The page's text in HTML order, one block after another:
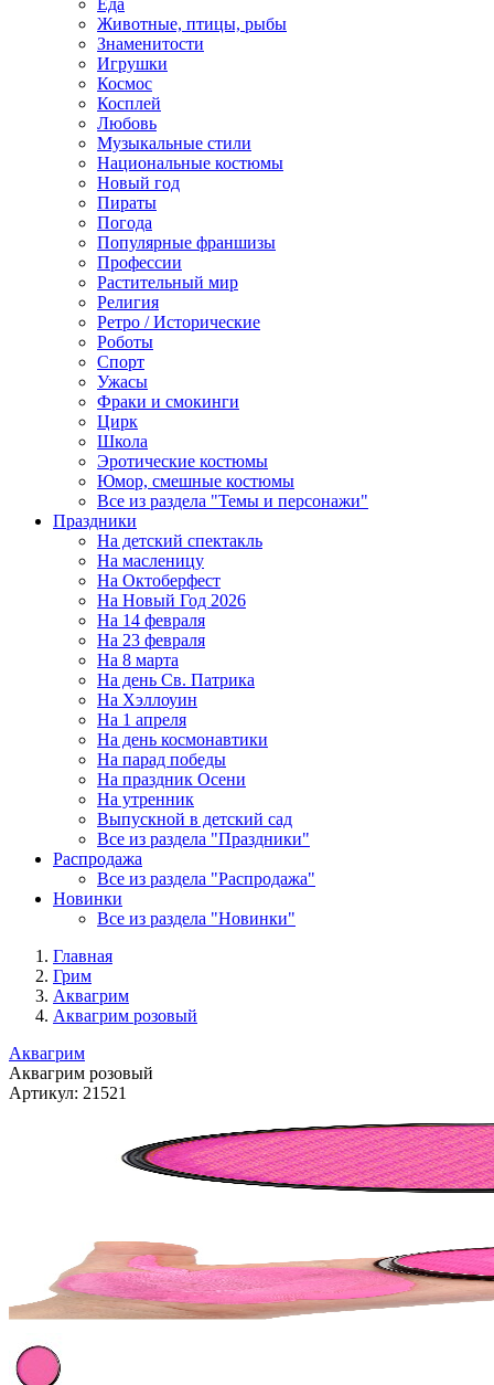
Еда
Животные, птицы, рыбы
Знаменитости
Игрушки
Космос
Косплей
Любовь
Музыкальные стили
Национальные костюмы
Новый год
Пираты
Погода
Популярные франшизы
Профессии
Растительный мир
Религия
Ретро / Исторические
Роботы
Спорт
Ужасы
Фраки и смокинги
Цирк
Школа
Эротические костюмы
Юмор, смешные костюмы
Все из раздела "Темы и персонажи"
Праздники
На детский спектакль
На масленицу
На Октоберфест
На Новый Год 2026
На 14 февраля
На 23 февраля
На 8 марта
На день Св. Патрика
На Хэллоуин
На 1 апреля
На день космонавтики
На парад победы
На праздник Осени
На утренник
Выпускной в детский сад
Все из раздела "Праздники"
Распродажа
Все из раздела "Распродажа"
Новинки
Все из раздела "Новинки"
Главная
Грим
Аквагрим
Аквагрим розовый
Аквагрим
Аквагрим розовый
Артикул: 21521